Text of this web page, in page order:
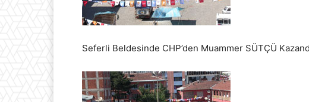
Seferli Beldesinde CHP’den Muammer SÜTÇÜ